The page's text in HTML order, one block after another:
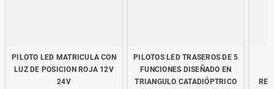
PILOTO LED MATRICULA CON
LUZ DE POSICION ROJA 12V
24V
PILOTOS LED TRASEROS DE 5
FUNCIONES DISEÑADO EN
TRIANGULO CATADIÓPTRICO